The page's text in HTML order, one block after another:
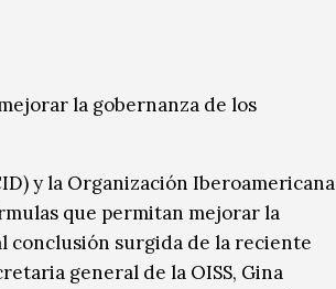
la gobernanza de los
y la Organización Iberoamericana
que permitan mejorar la
conclusión surgida de la reciente
general de la OISS, Gina